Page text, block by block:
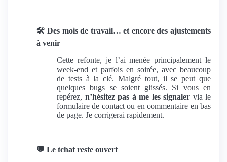
🛠️ Des mois de travail… et encore des ajustements
à venir
Cette refonte, je l’ai menée principalement le
week-end et parfois en soirée, avec beaucoup
de tests à la clé. Malgré tout, il se peut que
quelques bugs se soient glissés. Si vous en
repérez, n’hésitez pas à me les signaler via le
formulaire de contact ou en commentaire en bas
de page. Je corrigerai rapidement.
💬 Le tchat reste ouvert